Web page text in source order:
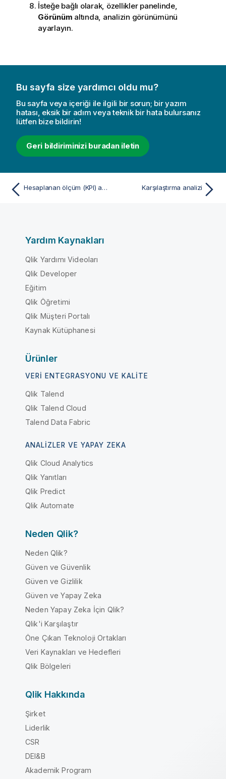
o
t
u
İsteğe bağlı olarak, özellikler panelinde,
Görünüm altında, analizin görünümünü
ayarlayın.
Bu sayfa size yardımcı oldu mu?
Bu sayfa veya içeriği ile ilgili bir sorun; bir yazım
hatası, eksik bir adım veya teknik bir hata bulursanız
lütfen bize bildirin!
Geri bildiriminizi buradan iletin
Hesaplanan ölçüm (KPI) analizi Karşılaştırma analizi
Yardım Kaynakları
Qlik Yardımı Videoları
Qlik Developer
Eğitim
Qlik Öğretimi
Qlik Müşteri Portalı
Kaynak Kütüphanesi
Ürünler
VERI ENTEGRASYONU VE KALITE
Qlik Talend
Qlik Talend Cloud
Talend Data Fabric
ANALIZLER VE YAPAY ZEKA
Qlik Cloud Analytics
Qlik Yanıtları
Qlik Predict
Qlik Automate
Neden Qlik?
Neden Qlik?
Güven ve Güvenlik
Güven ve Gizlilik
Güven ve Yapay Zeka
Neden Yapay Zeka İçin Qlik?
Qlik'i Karşılaştır
Öne Çıkan Teknoloji Ortakları
Veri Kaynakları ve Hedefleri
Qlik Bölgeleri
Qlik Hakkında
Şirket
Liderlik
CSR
DEI&B
Akademik Program